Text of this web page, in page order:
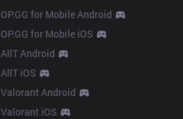
OP.GG for Mobile Android
OP.GG for Mobile iOS
AllT Android
AllT iOS
Valorant Android
Valorant iOS